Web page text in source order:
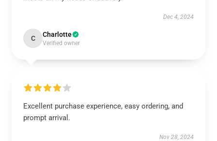
Dec 4, 2024
C Charlotte
Verified owner
Excellent purchase experience, easy ordering, and
prompt arrival.
Nov 28, 2024